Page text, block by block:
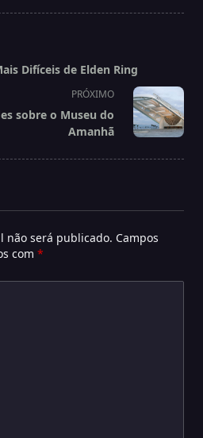
Difíceis de Elden Ring
PRÓXIMO
sobre o Museu do
Amanhã
não será publicado. Campos
com *